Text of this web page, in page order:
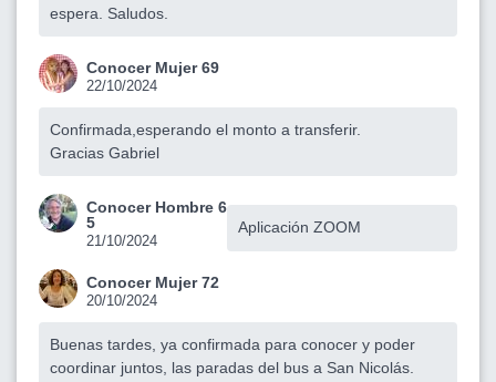
espera. Saludos.
Conocer Mujer 69
22/10/2024
Confirmada,esperando el monto a transferir.
Gracias Gabriel
Conocer Hombre 6
5
21/10/2024
Aplicación ZOOM
Conocer Mujer 72
20/10/2024
Buenas tardes, ya confirmada para conocer y poder
coordinar juntos, las paradas del bus a San Nicolás.